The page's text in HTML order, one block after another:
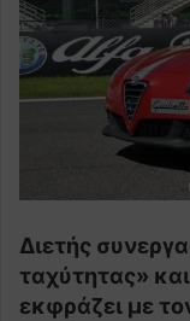
Διετής
ταχύτητας»
εκφράζει με